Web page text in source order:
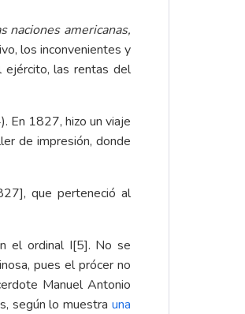
naciones americanas,
los inconvenientes y
ejército, las rentas del
En 1827, hizo un viaje
de impresión, donde
que perteneció al
el ordinal I[5]. No se
pues el prócer no
Manuel Antonio
según lo muestrauna